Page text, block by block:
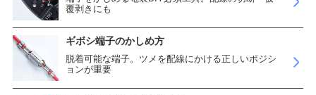
覆剥きにも
ギボシ端子のかしめ方
脱着可能な端子。ツメを配線にかける正しいポジシ
ョンが重要